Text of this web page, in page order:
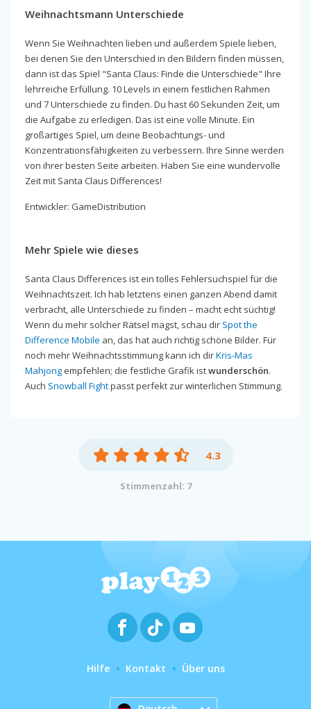
Weihnachtsmann Unterschiede
Wenn Sie Weihnachten lieben und außerdem Spiele lieben,
bei denen Sie den Unterschied in den Bildern finden müssen,
dann ist das Spiel "Santa Claus: Finde die Unterschiede" Ihre
lehrreiche Erfüllung. 10 Levels in einem festlichen Rahmen
und 7 Unterschiede zu finden. Du hast 60 Sekunden Zeit, um
die Aufgabe zu erledigen. Das ist eine volle Minute. Ein
großartiges Spiel, um deine Beobachtungs- und
Konzentrationsfähigkeiten zu verbessern. Ihre Sinne werden
von ihrer besten Seite arbeiten. Haben Sie eine wundervolle
Zeit mit Santa Claus Differences!
Entwickler: GameDistribution
Mehr Spiele wie dieses
Santa Claus Differences ist ein tolles Fehlersuchspiel für die
Weihnachtszeit. Ich hab letztens einen ganzen Abend damit
verbracht, alle Unterschiede zu finden – macht echt süchtig!
Wenn du mehr solcher Rätsel magst, schau dir Spot the
Difference Mobile an, das hat auch richtig schöne Bilder. Für
noch mehr Weihnachtsstimmung kann ich dirKris-Mas
Mahjong empfehlen; die festliche Grafik istwunderschön.
Auch Snowball Fightpasst perfekt zur winterlichen Stimmung.
4.3
Stimmenzahl: 7
Hilfe Kontakt Über uns